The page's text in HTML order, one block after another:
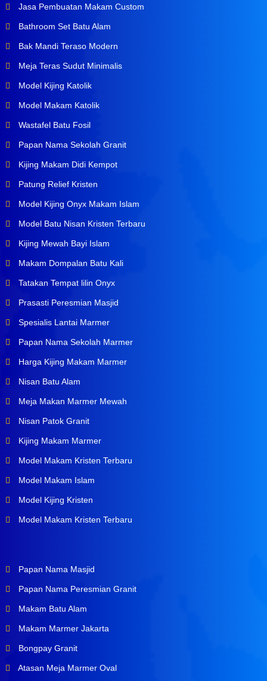
Jasa Pembuatan Makam Custom
Bathroom Set Batu Alam
Bak Mandi Teraso Modern
Meja Teras Sudut Minimalis
Model Kijing Katolik
Model Makam Katolik
Wastafel Batu Fosil
Papan Nama Sekolah Granit
Kijing Makam Didi Kempot
Patung Relief Kristen
Model Kijing Onyx Makam Islam
Model Batu Nisan Kristen Terbaru
Kijing Mewah Bayi Islam
Makam Dompalan Batu Kali
Tatakan Tempat lilin Onyx
Prasasti Peresmian Masjid
Spesialis Lantai Marmer
Papan Nama Sekolah Marmer
Harga Kijing Makam Marmer
Nisan Batu Alam
Meja Makan Marmer Mewah
Nisan Patok Granit
Kijing Makam Marmer
Model Makam Kristen Terbaru
Model Makam Islam
Model Kijing Kristen
Model Makam Kristen Terbaru
Papan Nama Masjid
Papan Nama Peresmian Granit
Makam Batu Alam
Makam Marmer Jakarta
Bongpay Granit
Atasan Meja Marmer Oval